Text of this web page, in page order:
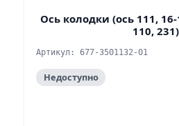
Ось колодки (ось 111,
110, 231)
Артикул: 677-3501132-01
Недоступно